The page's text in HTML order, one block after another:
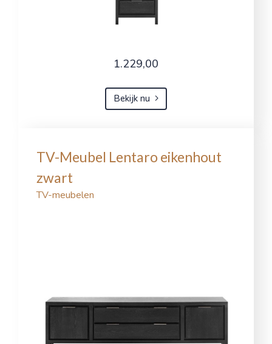
1.229,00
Bekijk nu
TV-Meubel Lentaro eikenhout
zwart
TV-meubelen